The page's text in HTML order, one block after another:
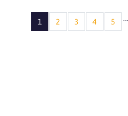
1 2 3 4 5 ...